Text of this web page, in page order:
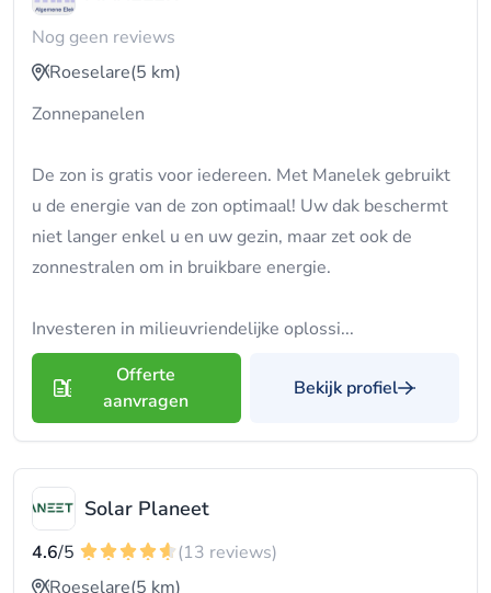
Nog geen reviews
Roeselare(5 km)
Zonnepanelen
De zon is gratis voor iedereen. Met Manelek gebruikt
u de energie van de zon optimaal! Uw dak beschermt
niet langer enkel u en uw gezin, maar zet ook de
zonnestralen om in bruikbare energie.
Investeren in milieuvriendelijke oplossi...
Offerte
aanvragen
Bekijk profiel
Solar Planeet
4.6/5
(13 reviews)
Roeselare(5 km)